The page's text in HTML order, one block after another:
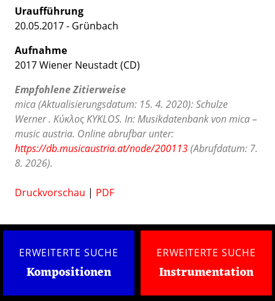
Uraufführung
20.05.2017 - Grünbach
Aufnahme
2017 Wiener Neustadt (CD)
Empfohlene Zitierweise
mica (Aktualisierungsdatum: 15. 4. 2020): Schulze
Werner . Κύκλος KYKLOS. In: Musikdatenbank von mica –
music austria. Online abrufbar unter:
https://db.musicaustria.at/node/200113(Abrufdatum: 7.
8. 2026).
Druckvorschau | PDF
ERWEITERTE SUCHE
Kompositionen
ERWEITERTE SUCHE
Instrumentation